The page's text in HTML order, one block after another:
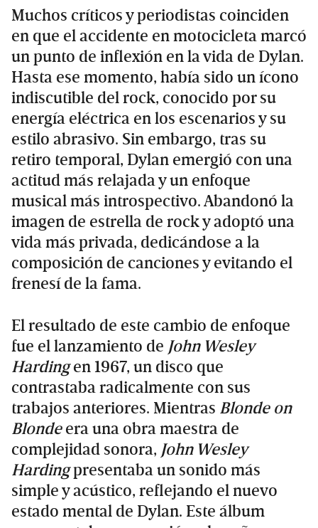
Muchos críticos y periodistas coinciden
en que el accidente en motocicleta marcó
un punto de inflexión en la vida de Dylan.
Hasta ese momento, había sido un ícono
indiscutible del rock, conocido por su
energía eléctrica en los escenarios y su
estilo abrasivo. Sin embargo, tras su
retiro temporal, Dylan emergió con una
actitud más relajada y un enfoque
musical más introspectivo. Abandonó la
imagen de estrella de rock y adoptó una
vida más privada, dedicándose a la
composición de canciones y evitando el
frenesí de la fama.
El resultado de este cambio de enfoque
fue el lanzamiento de John Wesley
Hardingen 1967, un disco que
contrastaba radicalmente con sus
trabajos anteriores. Mientras Blonde on
Blondeera una obra maestra de
complejidad sonora, John Wesley
Hardingpresentaba un sonido más
simple y acústico, reflejando el nuevo
estado mental de Dylan. Este álbum